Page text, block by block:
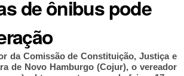
de ônibus pode
da Comissão de Constituição, Justiça e
de Novo Hamburgo (Cojur), o vereador